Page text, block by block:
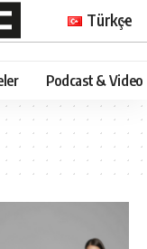
Türkçe
Podcast & Video